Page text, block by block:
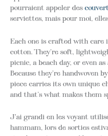
pourraient appeler des
serviettes, mais pour moi,
Each one is crafted with care
cotton. They’re soft,
picnic, a beach day, or even
Because they’re handwoven by
piece carries its own unique
and that’s what makes them
J'ai grandi en les voyant
hammam, lors de sorties